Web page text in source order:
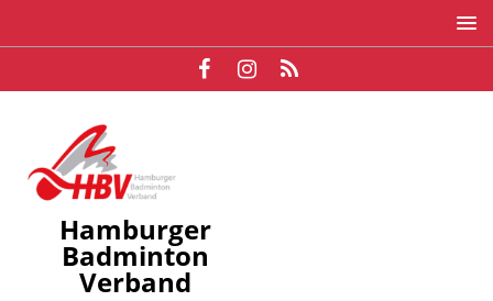
Hamburger
Badminton
Verband